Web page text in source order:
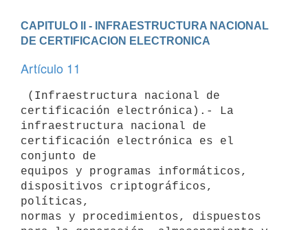
CAPITULO II - INFRAESTRUCTURA NACIONAL
DE CERTIFICACION ELECTRONICA
Artículo 11
certificación electrónica).- La
infraestructura nacional de
certificación electrónica es el
conjunto de
equipos y programas informáticos,
dispositivos criptográficos,
políticas,
normas y procedimientos, dispuestos